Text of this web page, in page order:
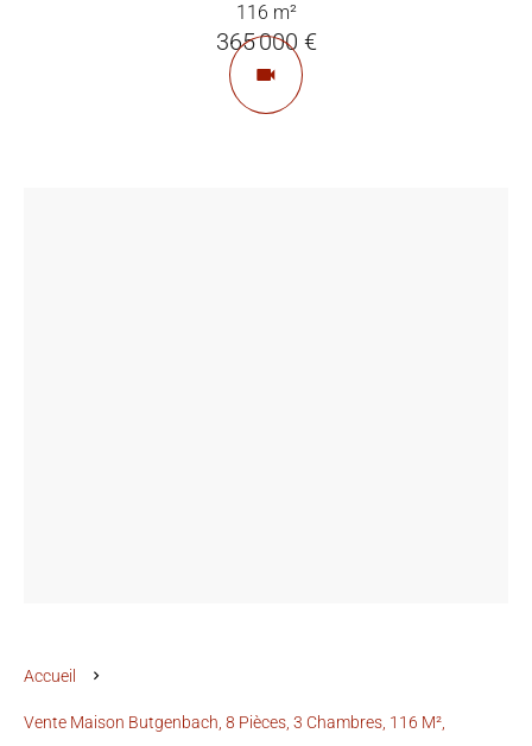
116 m²
365 000 €
Accueil
Vente Maison Butgenbach, 8 Pièces, 3 Chambres, 116 M²,